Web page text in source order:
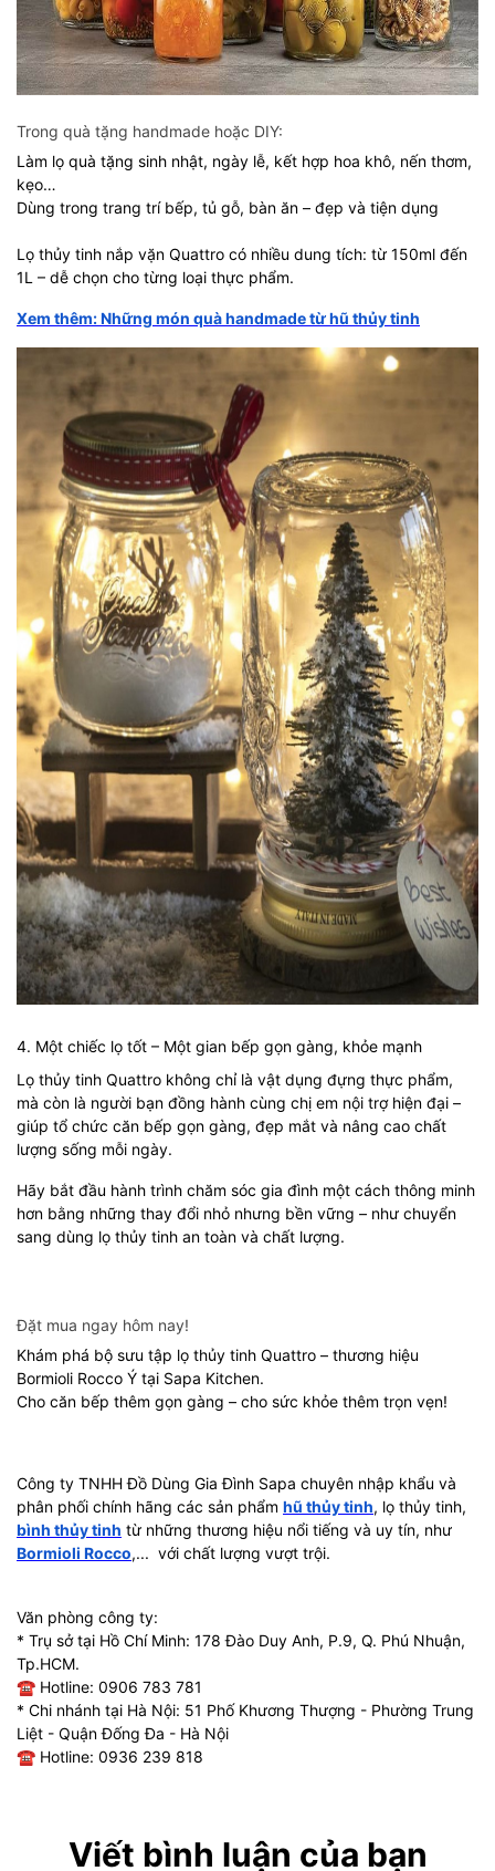
Trong quà tặng handmade hoặc DIY:
Làm lọ quà tặng sinh nhật, ngày lễ, kết hợp hoa khô, nến thơm,
kẹo…
Dùng trong trang trí bếp, tủ gỗ, bàn ăn – đẹp và tiện dụng
Lọ thủy tinh nắp vặn Quattro có nhiều dung tích: từ 150ml đến
1L – dễ chọn cho từng loại thực phẩm.
Xem thêm: Những món quà handmade từ hũ thủy tinh
4. Một chiếc lọ tốt – Một gian bếp gọn gàng, khỏe mạnh
Lọ thủy tinh Quattro không chỉ là vật dụng đựng thực phẩm,
mà còn là người bạn đồng hành cùng chị em nội trợ hiện đại –
giúp tổ chức căn bếp gọn gàng, đẹp mắt và nâng cao chất
lượng sống mỗi ngày.
Hãy bắt đầu hành trình chăm sóc gia đình một cách thông minh
hơn bằng những thay đổi nhỏ nhưng bền vững – như chuyển
sang dùng lọ thủy tinh an toàn và chất lượng.
Đặt mua ngay hôm nay!
Khám phá bộ sưu tập lọ thủy tinh Quattro – thương hiệu
Bormioli Rocco Ý tại Sapa Kitchen.
Cho căn bếp thêm gọn gàng – cho sức khỏe thêm trọn vẹn!
Công ty TNHH Đồ Dùng Gia Đình Sapa chuyên nhập khẩu và
phân phối chính hãng các sản phẩm hũ thủy tinh, lọ thủy tinh,
bình thủy tinh từ những thương hiệu nổi tiếng và uy tín, như
Bormioli Rocco,... với chất lượng vượt trội.
Văn phòng công ty:
* Trụ sở tại Hồ Chí Minh: 178 Đào Duy Anh, P.9, Q. Phú Nhuận,
Tp.HCM.
☎ Hotline: 0906 783 781
* Chi nhánh tại Hà Nội: 51 Phố Khương Thượng - Phường Trung
Liệt - Quận Đống Đa - Hà Nội
☎ Hotline: 0936 239 818
Viết bình luận của bạn